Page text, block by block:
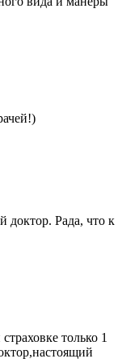
доктор. Рада, что к
только 1